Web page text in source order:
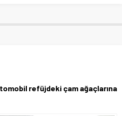
refüjdeki çam ağaçlarına